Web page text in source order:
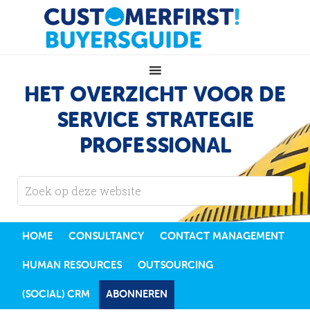
HET OVERZICHT VOOR DE
SERVICE STRATEGIE
PROFESSIONAL
HOME CONSULTANCY CONTACT MANAGEMENT
HUMAN RESOURCES OUTSOURCING
(SOCIAL) CRM ABONNEREN